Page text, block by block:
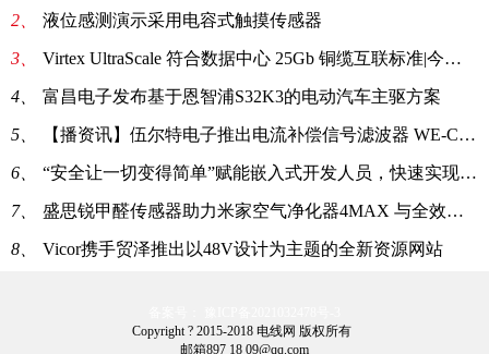
2、 液位感测演示采用电容式触摸传感器
3、 Virtex UltraScale 符合数据中心 25Gb 铜缆互联标准|今日快讯
4、 富昌电子发布基于恩智浦S32K3的电动汽车主驱方案
5、 【播资讯】伍尔特电子推出电流补偿信号滤波器 WE-CNSA
6、 “安全让一切变得简单”赋能嵌入式开发人员，快速实现欧盟新法合规
7、 盛思锐甲醛传感器助力米家空气净化器4MAX 与全效空气净化器Ultra-焦点观察
8、 Vicor携手贸泽推出以48V设计为主题的全新资源网站
Copyright ? 2015-2018 电线网 版权所有
邮箱897 18 09@qq.com